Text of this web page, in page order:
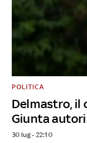
Delmastro, il
Giunta
POLITICA
30 lug - 22:10